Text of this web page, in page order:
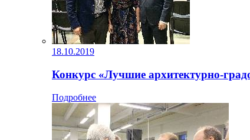
18.10.2019
Конкурс «Лучшие архитектурно-
Подробнее